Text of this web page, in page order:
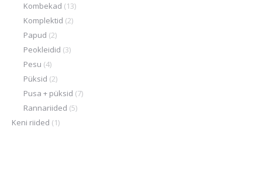
Kombekad (13)
Komplektid (2)
Papud (2)
Peokleidid (3)
Pesu (4)
Püksid (2)
Pusa + püksid (7)
Rannariided (5)
Keni riided (1)